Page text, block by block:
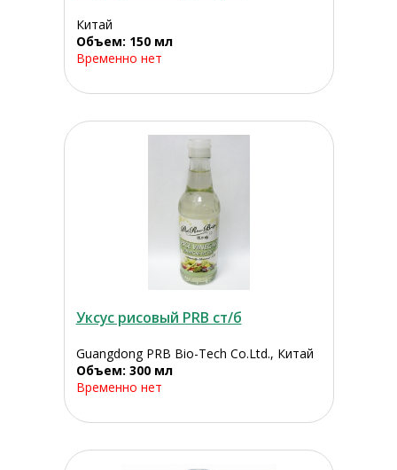
Китай
Объем: 150 мл
Временно нет
Уксус рисовый PRB ст/б
Guangdong PRB Bio-Tech Co.Ltd., Китай
Объем: 300 мл
Временно нет